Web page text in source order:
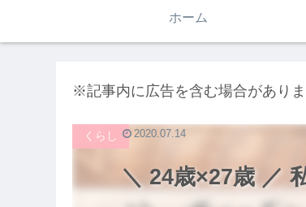
ホーム
＼ 24歳×27歳 ／
※記事内に広告を含む場合があり
くらし 2020.07.14